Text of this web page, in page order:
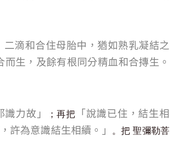
滴和合住母胎中，猶如熟乳凝結之
生，及餘有根同分精血和合摶生。
識力故」 ；再把 「說識已住，結生相
許為意識結生相續。」 。把 聖彌勒菩